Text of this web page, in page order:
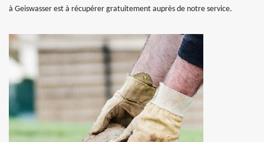
à Geiswasser est à récupérer gratuitement auprès de notre service.